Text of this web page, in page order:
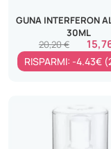
GUNA INTERFERON
30ML
20,20 €
RISPARMI: -4.43€